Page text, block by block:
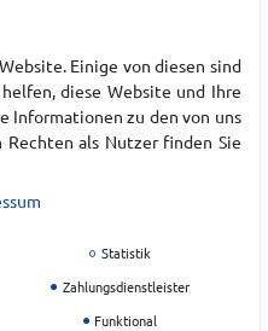
Einige von diesen sind
diese Website und Ihre
Informationen zu den von uns
als Nutzer finden Sie
Statistik
Zahlungsdienstleister
Funktional